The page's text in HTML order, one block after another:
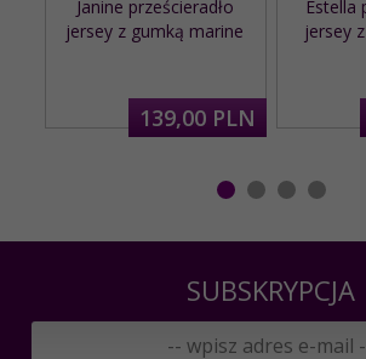
Janine prześcieradło
jersey z gumką marine
139,00 PLN
Estella
jersey
SUBSKRYPCJA